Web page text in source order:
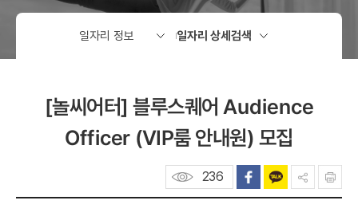
[놀씨어터] 블루스퀘어 Audience
Officer (VIP룸 안내원) 모집
236